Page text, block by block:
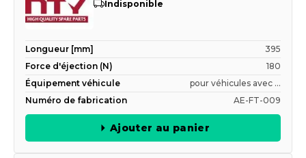
Indisponible
Longueur [mm]
395
Force d'éjection (N)
180
Équipement véhicule
pour véhicules avec ...
Numéro de fabrication
AE-FT-009
Ajouter au panier